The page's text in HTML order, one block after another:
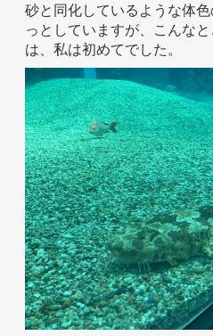
砂と同化しているような体
っとしていますが、こんな
は、私は初めてでした。